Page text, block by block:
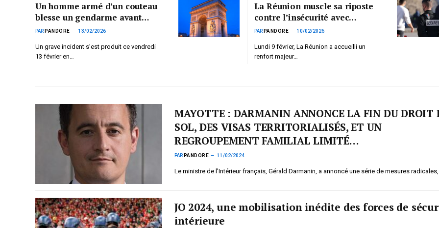
Un homme armé d’un couteau
blesse un gendarme avant
d’être neutralisé
PAR PANDORE 13/02/2026
Un grave incident s’est produit ce vendredi
13 février en…
La Réunion muscle sa riposte
contre l’insécurité avec
l’arrivée de 75 gendarmes
PAR PANDORE 10/02/2026
Lundi 9 février, La Réunion a accueilli un
renfort majeur…
MAYOTTE : DARMANIN ANNONCE LA FIN DU DROIT
SOL, DES VISAS TERRITORIALISÉS, ET UN
REGROUPEMENT FAMILIAL LIMITÉ…
PAR PANDORE 11/02/2024
Le ministre de l’Intérieur français, Gérald Darmanin, a annoncé une série de mesures
JO 2024, une mobilisation inédite des forces de
intérieure